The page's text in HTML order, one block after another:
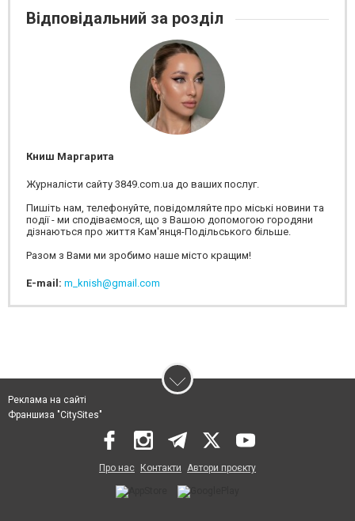
Відповідальний за розділ
Книш Маргарита
Журналісти сайту 3849.com.ua до ваших послуг.
Пишіть нам, телефонуйте, повідомляйте про міські новини та
події - ми сподіваємося, що з Вашою допомогою городяни
дізнаються про життя Кам'янця-Подільського більше.
Разом з Вами ми зробимо наше місто кращим!
E-mail: m_knish@gmail.com
Реклама на сайті
Франшиза "CitySites"
Про нас Контакти Автори проєкту